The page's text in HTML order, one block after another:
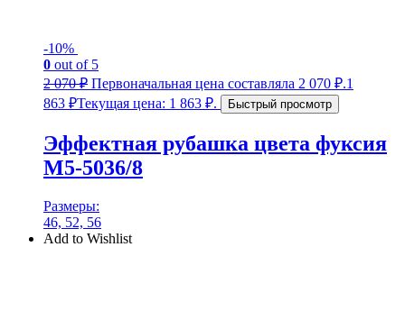
-10%
0 out of 5
2 070₽ Первоначальная цена составляла 2 070 ₽.1
863 ₽Текущая цена: 1 863 ₽. Быстрый просмотр
Эффектная рубашка цвета фуксия
М5-5036/8
Размеры:
46, 52, 56
Add to Wishlist